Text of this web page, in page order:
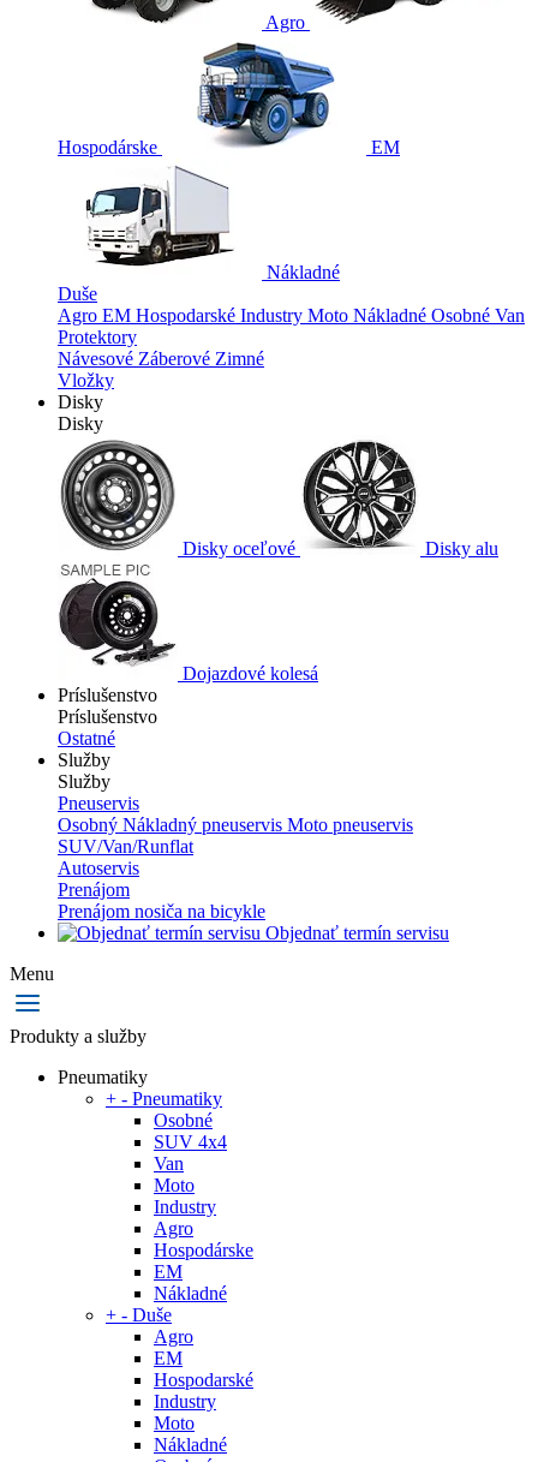
Agro
Hospodárske EM
Nákladné
Duše
Agro EM Hospodarské Industry Moto Nákladné Osobné Van
Protektory
Návesové Záberové Zimné
Vložky
Disky
Disky
Disky oceľové Disky alu
Dojazdové kolesá
Príslušenstvo
Príslušenstvo
Ostatné
Služby
Služby
Pneuservis
Osobný Nákladný pneuservis Moto pneuservis
SUV/Van/Runflat
Autoservis
Prenájom
Prenájom nosiča na bicykle
Objednať termín servisu
Menu
Produkty a služby
Pneumatiky
+ - Pneumatiky
Osobné
SUV 4x4
Van
Moto
Industry
Agro
Hospodárske
EM
Nákladné
+ - Duše
Agro
EM
Hospodarské
Industry
Moto
Nákladné